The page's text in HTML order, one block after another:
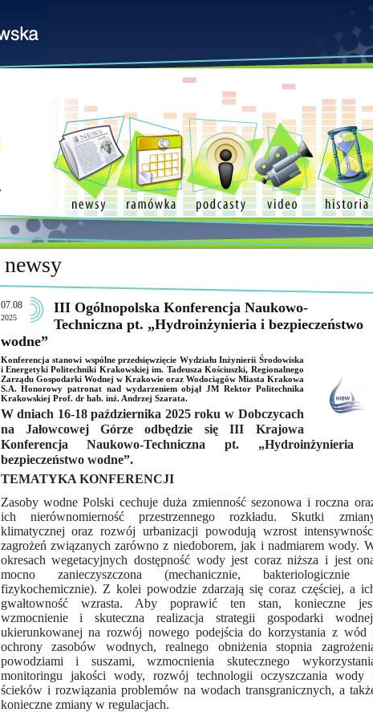
newsy
07.08
2025
III Ogólnopolska Konferencja Naukowo-
Techniczna pt. „Hydroinżynieria i bezpieczeństwo
wodne”
Konferencja stanowi wspólne przedsięwzięcie Wydziału Inżynierii Środowiska
i Energetyki Politechniki Krakowskiej im. Tadeusza Kościuszki, Regionalnego
Zarządu Gospodarki Wodnej w Krakowie oraz Wodociągów Miasta Krakowa
S.A. Honorowy patronat nad wydarzeniem objął JM Rektor Politechnika
Krakowskiej Prof. dr hab. inż. Andrzej Szarata.
W dniach 16-18 października 2025 roku w Dobczycach
na Jałowcowej Górze odbędzie się III Krajowa
Konferencja Naukowo-Techniczna pt. „Hydroinżynieria
bezpieczeństwo wodne”.
TEMATYKA KONFERENCJI
Zasoby wodne Polski cechuje duża zmienność sezonowa i roczna
ich nierównomierność przestrzennego rozkładu. Skutki
klimatycznej oraz rozwój urbanizacji powodują wzrost
zagrożeń związanych zarówno z niedoborem, jak i nadmiarem wody.
okresach wegetacyjnych dostępność wody jest coraz niższa i jest
mocno zanieczyszczona (mechanicznie, bakteriologicznie
fizykochemicznie). Z kolei powodzie zdarzają się coraz częściej, a
gwałtowność wzrasta. Aby poprawić ten stan, konieczne
wzmocnienie i skuteczna realizacja strategii gospodarki
ukierunkowanej na rozwój nowego podejścia do korzystania z wód
ochrony zasobów wodnych, realnego obniżenia stopnia
powodziami i suszami, wzmocnienia skutecznego
monitoringu jakości wody, rozwój technologii oczyszczania wody
ścieków i rozwiązania problemów na wodach transgranicznych, a
konieczne zmiany w regulacjach.